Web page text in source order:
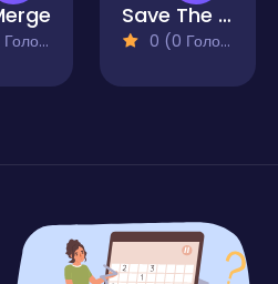
Save The Cute Aliens
0 (0 Голосів)